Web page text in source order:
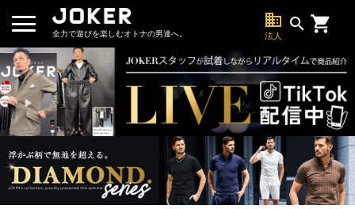
全力で遊びを楽しむオトナの男達へ。
business
法人
search